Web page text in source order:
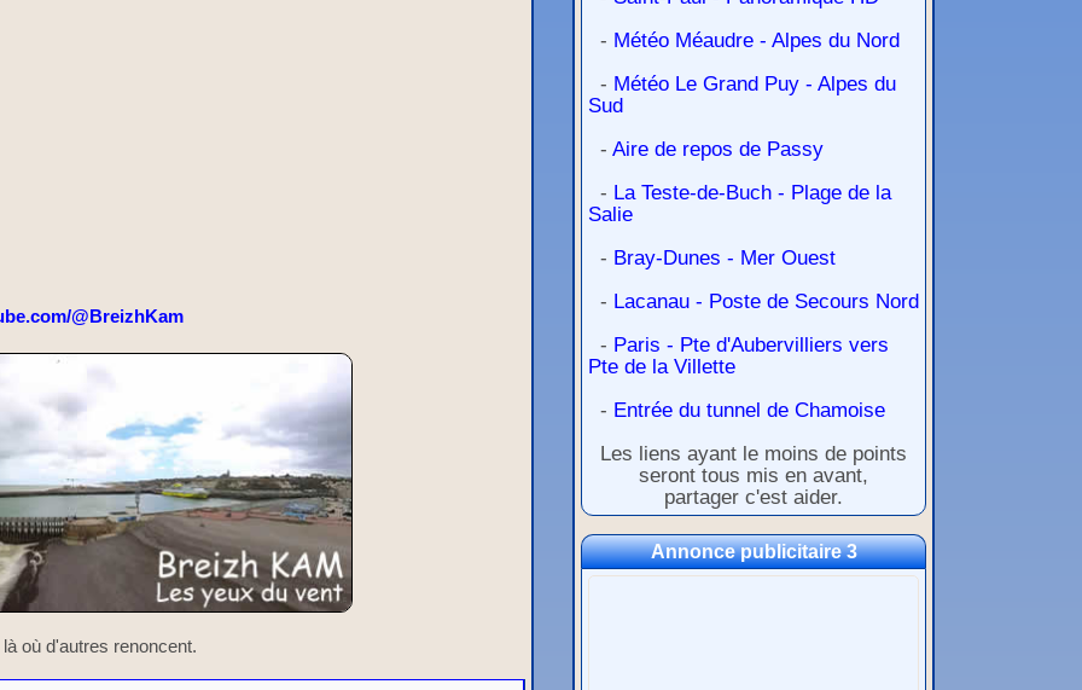
@BreizhKam
où d'autres renoncent.
- Météo Méaudre - Alpes du Nord
- Météo Le Grand Puy - Alpes du
Sud
- Aire de repos de Passy
- La Teste-de-Buch - Plage de la
Salie
- Bray-Dunes - Mer Ouest
- Lacanau - Poste de Secours Nord
- Paris - Pte d'Aubervilliers vers
Pte de la Villette
- Entrée du tunnel de Chamoise
Les liens ayant le moins de points
seront tous mis en avant,
partager c'est aider.
Annonce publicitaire 3